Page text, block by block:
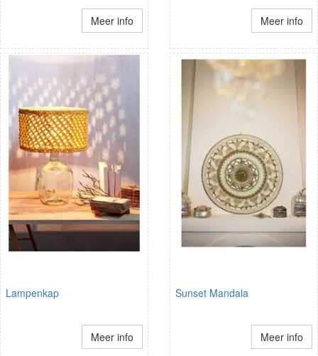
Meer info Meer info
Lampenkap
Meer info
Sunset Mandala
Meer info